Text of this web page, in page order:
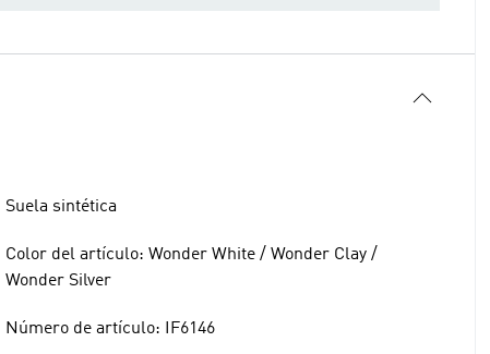
Suela sintética
Color del artículo: Wonder White / Wonder Clay /
Wonder Silver
Número de artículo: IF6146